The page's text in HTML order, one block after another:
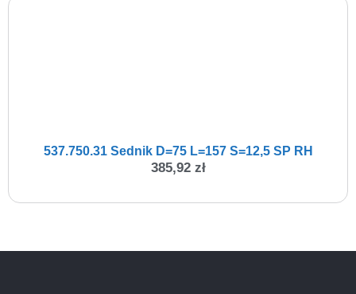
537.750.31 Sednik D=75 L=157 S=12,5 SP RH
385,92 zł